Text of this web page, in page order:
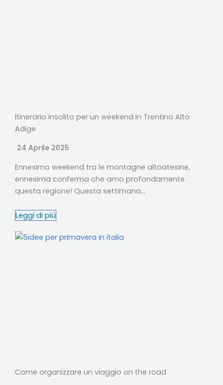
Itinerario insolito per un weekend in Trentino Alto
Adige
24 Aprile 2025
Ennesimo weekend tra le montagne altoatesine,
ennesima conferma che amo profondamente
questa regione! Questa settimana…
Leggi di più
Come organizzare un viaggio on the road